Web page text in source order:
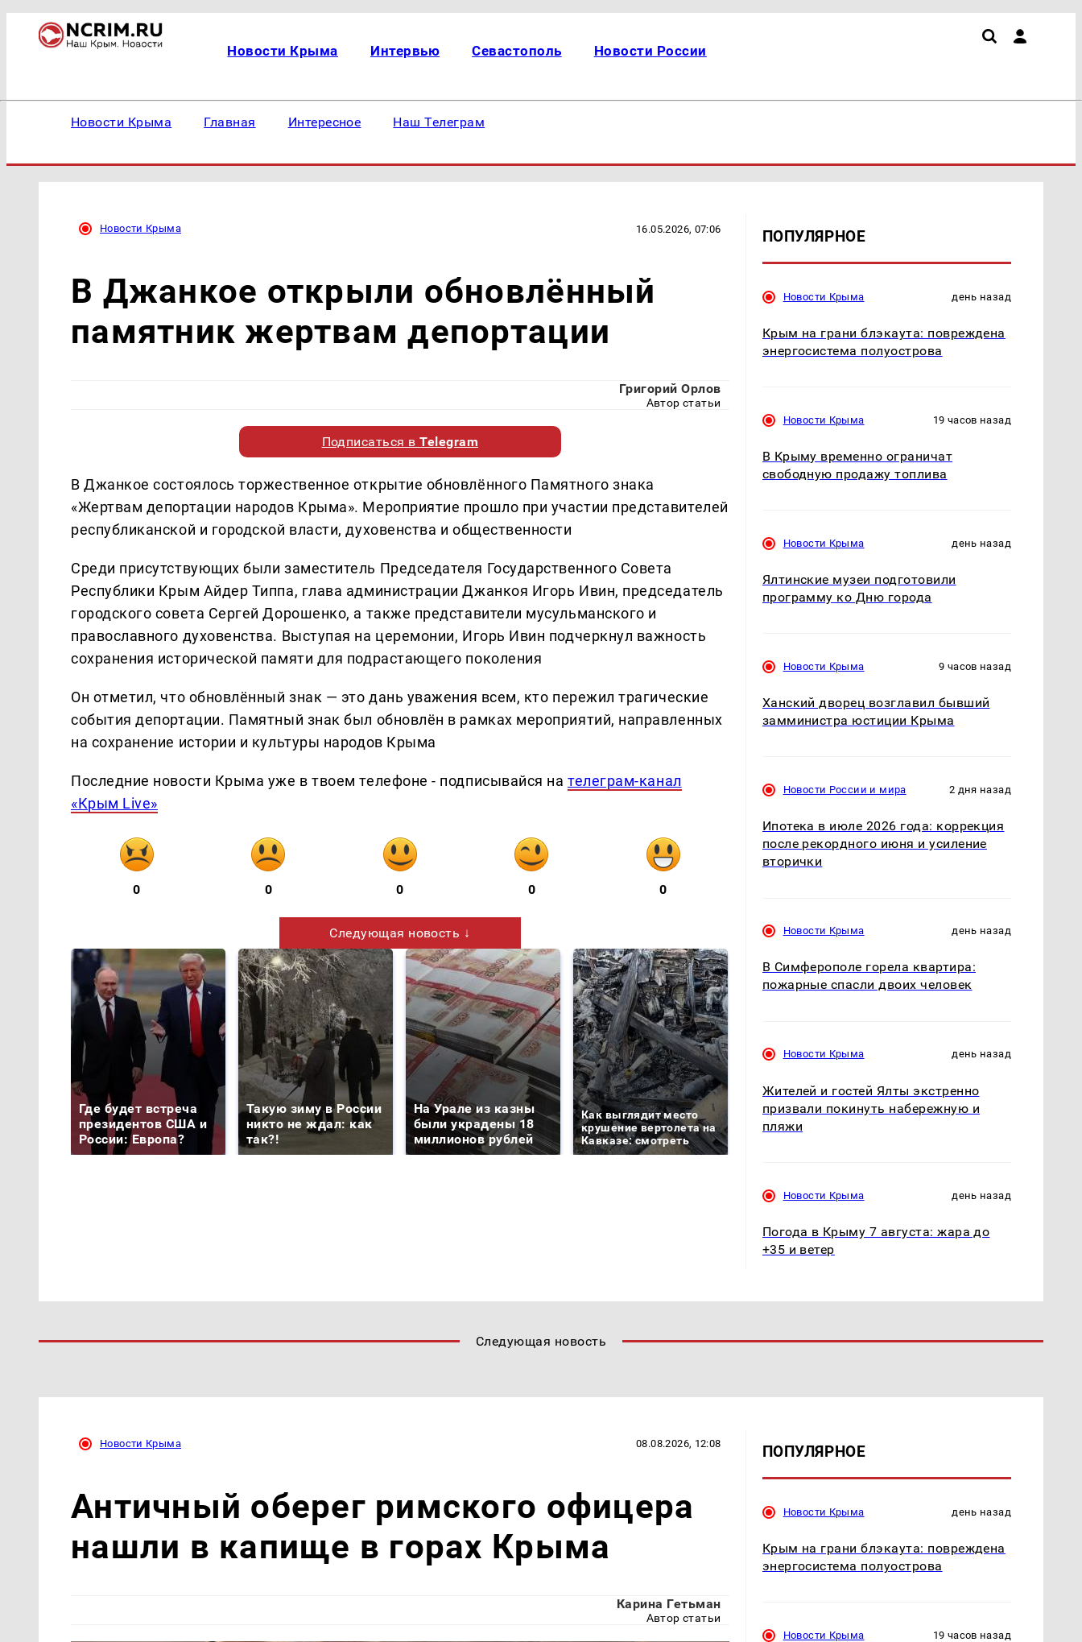
Новости Крыма Интервью Севастополь Новости России
Новости Крыма Главная Интересное Наш Телеграм
Новости Крыма 16.05.2026, 07:06
В Джанкое открыли обновлённый
памятник жертвам депортации
Григорий Орлов
Автор статьи
Подписаться вTelegram
В Джанкое состоялось торжественное открытие обновлённого Памятного знака
«Жертвам депортации народов Крыма». Мероприятие прошло при участии представителей
республиканской и городской власти, духовенства и общественности
Среди присутствующих были заместитель Председателя Государственного Совета
Республики Крым Айдер Типпа, глава администрации Джанкоя Игорь Ивин, председатель
городского совета Сергей Дорошенко, а также представители мусульманского и
православного духовенства. Выступая на церемонии, Игорь Ивин подчеркнул важность
сохранения исторической памяти для подрастающего поколения
Он отметил, что обновлённый знак — это дань уважения всем, кто пережил трагические
события депортации. Памятный знак был обновлён в рамках мероприятий, направленных
на сохранение истории и культуры народов Крыма
Последние новости Крыма уже в твоем телефоне - подписывайся нателеграм-канал
«Крым Live»
0 0 0 0 0
Следующая новость ↓
Где будет встреча
президентов США и
России: Европа?
Такую зиму в России
никто не ждал: как
так?!
На Урале из казны
были украдены 18
миллионов рублей
Как выглядит место
крушение вертолета на
Кавказе: смотреть
Не ешьте эту
готовую еду из
В ОАЭ произошло
ПОПУЛЯРНОЕ
Новости Крыма день назад
Крым на грани блэкаута: повреждена
энергосистема полуострова
Новости Крыма 19 часов назад
В Крыму временно ограничат
свободную продажу топлива
Новости Крыма день назад
Ялтинские музеи подготовили
программу ко Дню города
Новости Крыма 9 часов назад
Ханский дворец возглавил бывший
замминистра юстиции Крыма
Новости России и мира 2 дня назад
Ипотека в июле 2026 года: коррекция
после рекордного июня и усиление
вторички
Новости Крыма день назад
В Симферополе горела квартира:
пожарные спасли двоих человек
Новости Крыма день назад
Жителей и гостей Ялты экстренно
призвали покинуть набережную и
пляжи
Новости Крыма день назад
Погода в Крыму 7 августа: жара до
+35 и ветер
Следующая новость
Новости Крыма 08.08.2026, 12:08
Античный оберег римского офицера
нашли в капище в горах Крыма
Карина Гетьман
Автор статьи
ПОПУЛЯРНОЕ
Новости Крыма день назад
Крым на грани блэкаута: повреждена
энергосистема полуострова
Новости Крыма 19 часов назад